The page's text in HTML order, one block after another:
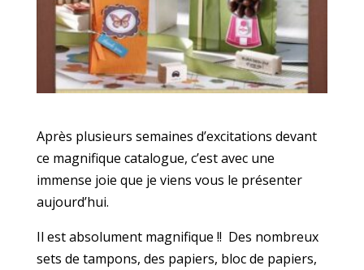
Après plusieurs semaines d’excitations devant
ce magnifique catalogue, c’est avec une
immense joie que je viens vous le présenter
aujourd’hui.
Il est absolument magnifique !! Des nombreux
sets de tampons, des papiers, bloc de papiers,